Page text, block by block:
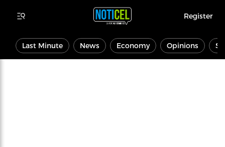
Register
Last Minute News Economy Opinions